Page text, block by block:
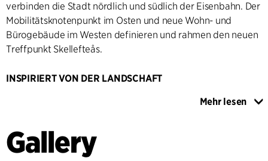
verbinden die Stadt nördlich und südlich der Eisenbahn. Der
Mobilitätsknotenpunkt im Osten und neue Wohn- und
Bürogebäude im Westen definieren und rahmen den neuen
Treffpunkt Skellefteås.
INSPIRIERT VON DER LANDSCHAFT
Das Reisezentrum hat zwei Haupteingänge: einen vom
Bereiche und bietet großzügige Wartebereiche mit
Dienstleistungen und Geschäften. Die Anordnung der
Mehr lesen
Gallery